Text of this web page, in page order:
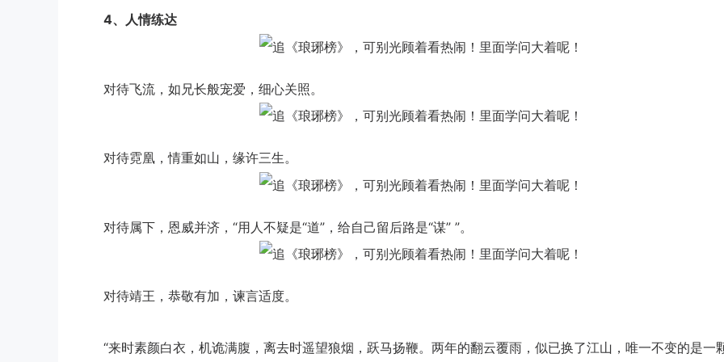
4、人情练达
对待飞流，如兄长般宠爱，细心关照。
对待霓凰，情重如山，缘许三生。
对待属下，恩威并济，“用人不疑是“道”，给自己留后路是“谋” ”。
对待靖王，恭敬有加，谏言适度。
“来时素颜白衣，机诡满腹，离去时遥望狼烟，跃马扬鞭。两年的翻云覆雨，似已换了江山，唯一不变的是一